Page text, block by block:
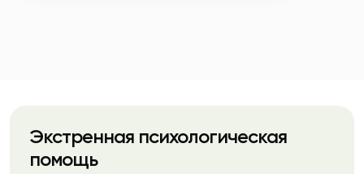
Экстренная психологическая
помощь